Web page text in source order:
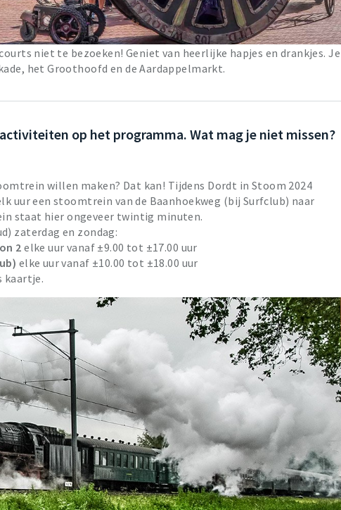
niet te bezoeken! Geniet van heerlijke hapjes en drankjes. Je
het Groothoofd en de Aardappelmarkt.
op het programma. Wat mag je niet missen?
willen maken? Dat kan! Tijdens Dordt in Stoom 2024
uur een stoomtrein van de Baanhoekweg (bij Surfclub) naar
staat hier ongeveer twintig minuten.
zaterdag en zondag:
2elke uur vanaf ±9.00 tot ±17.00 uur
elke uur vanaf ±10.00 tot ±18.00 uur
kaartje.